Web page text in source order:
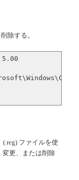
除する。
ファイルを使
変更、または削除